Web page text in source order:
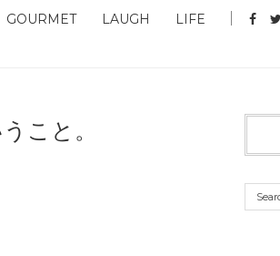
GOURMET LAUGH LIFE
こと。